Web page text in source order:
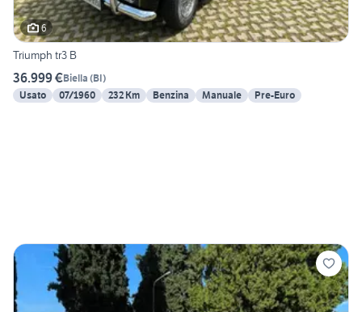
6
Triumph tr3 B
36.999 €Biella (BI)
Usato
07/1960 232 Km Benzina Manuale Pre-Euro